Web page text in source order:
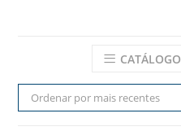
CATÁLOGO
Ordenar por mais recentes